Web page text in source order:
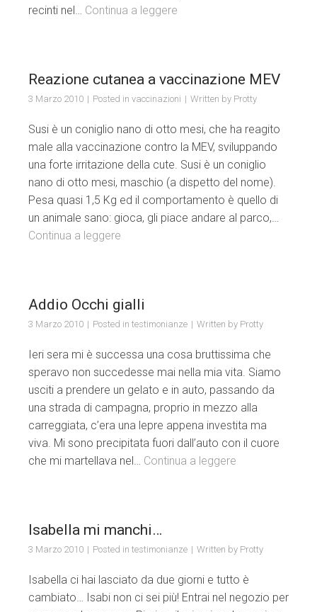
recinti nel… Continua a leggere
Reazione cutanea a vaccinazione MEV
3 Marzo 2010 Posted in vaccinazioni Written by Protty
Susi è un coniglio nano di otto mesi, che ha reagito
male alla vaccinazione contro la MEV, sviluppando
una forte irritazione della cute. Susi è un coniglio
nano di otto mesi, maschio (a dispetto del nome).
Pesa quasi 1,5 Kg ed il comportamento è quello di
un animale sano: gioca, gli piace andare al parco,…
Continua a leggere
Addio Occhi gialli
3 Marzo 2010 Posted in testimonianze Written by Protty
Ieri sera mi è successa una cosa bruttissima che
speravo non succedesse mai nella mia vita. Siamo
usciti a prendere un gelato e in auto, passando da
una strada di campagna, proprio in mezzo alla
carreggiata, c’era una lepre appena investita ma
viva. Mi sono precipitata fuori dall’auto con il cuore
che mi martellava nel… Continua a leggere
Isabella mi manchi…
3 Marzo 2010 Posted in testimonianze Written by Protty
Isabella ci hai lasciato da due giorni e tutto è
cambiato… Isabi non ci sei più! Entrai nel negozio per